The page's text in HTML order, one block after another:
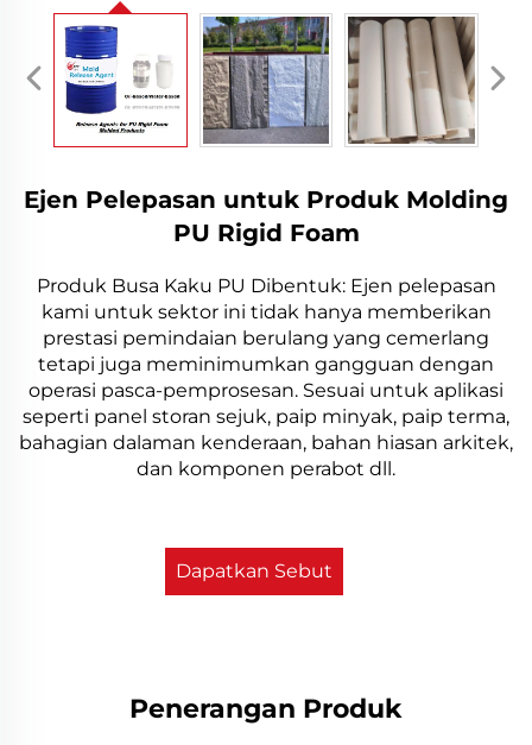
Ejen Pelepasan untuk Produk Molding
PU Rigid Foam
Produk Busa Kaku PU Dibentuk: Ejen pelepasan
kami untuk sektor ini tidak hanya memberikan
prestasi pemindaian berulang yang cemerlang
tetapi juga meminimumkan gangguan dengan
operasi pasca-pemprosesan. Sesuai untuk aplikasi
seperti panel storan sejuk, paip minyak, paip terma,
bahagian dalaman kenderaan, bahan hiasan arkitek,
dan komponen perabot dll.
Dapatkan Sebut
Penerangan Produk